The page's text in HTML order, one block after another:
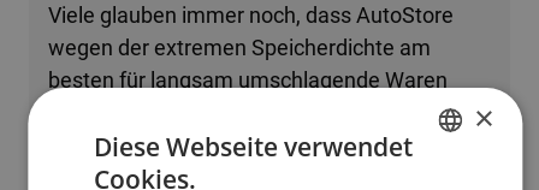
Viele glauben immer noch, dass AutoStore
wegen der extremen Speicherdichte am
besten für langsam umschlagende Waren
oder kleine Betriebe geeignet ist. Tatsache ist,
dass das System problemlos mehrere
zehntausend Bestellzeilen pro Stunde
×
Diese Webseite verwendet
Cookies.